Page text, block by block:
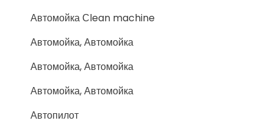
Автомойка Сlean machine
Автомойка, Автомойка
Автомойка, Автомойка
Автомойка, Автомойка
Автопилот